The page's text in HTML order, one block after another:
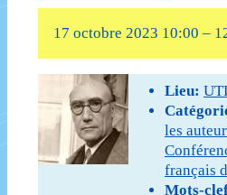
Jean-
Sartre
–
3e
17 octobre 2023 10:00 –
Lieu:
les
français
Mots-